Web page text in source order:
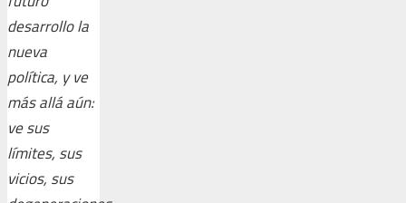
desarrollo la
nueva
política, y ve
más allá aún:
ve sus
límites, sus
vicios, sus